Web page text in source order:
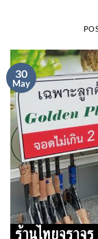
30
May